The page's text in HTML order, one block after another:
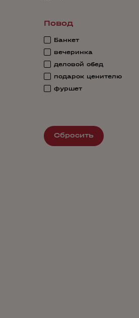
Повод
Банкет
вечеринка
деловой обед
подарок ценителю
фуршет
Сбросить